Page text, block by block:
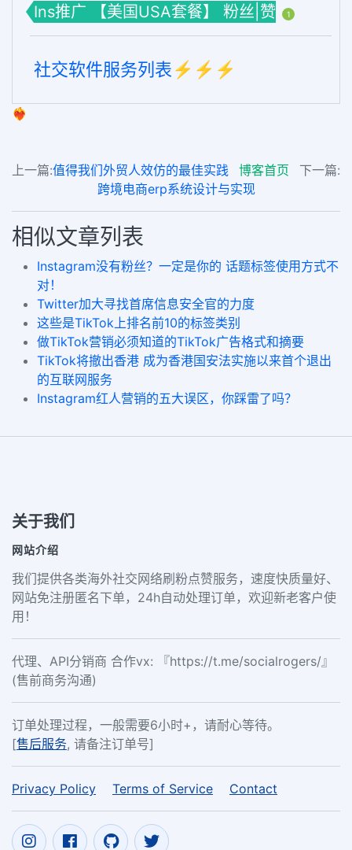
Ins推广 【美国USA套餐】 粉丝|赞 1
社交软件服务列表⚡️⚡️⚡️
❤️‍🔥
上一篇:值得我们外贸人效仿的最佳实践 博客首页
下一篇:
跨境电商erp系统设计与实现
相似文章列表
Instagram没有粉丝？一定是你的 话题标签使用方式不
对！
Twitter加大寻找首席信息安全官的力度
这些是TikTok上排名前10的标签类别
做TikTok营销必须知道的TikTok广告格式和摘要
TikTok将撤出香港 成为香港国安法实施以来首个退出
的互联网服务
Instagram红人营销的五大误区，你踩雷了吗？
关于我们
网站介绍
我们提供各类海外社交网络刷粉点赞服务，速度快质量好、
网站免注册匿名下单，24h自动处理订单，欢迎新老客户使
用！
代理、API分销商 合作vx: 『https://t.me/socialrogers/』
(售前商务沟通)
订单处理过程，一般需要6小时+，请耐心等待。
[售后服务, 请备注订单号]
Privacy Policy Terms of Service Contact